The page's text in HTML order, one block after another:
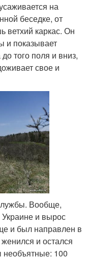
на
беседке, от
ветхий каркас. Он
и показывает
того поля и вниз,
свое и
Вообще,
и вырос
и был направлен в
и остался
необъятные: 100